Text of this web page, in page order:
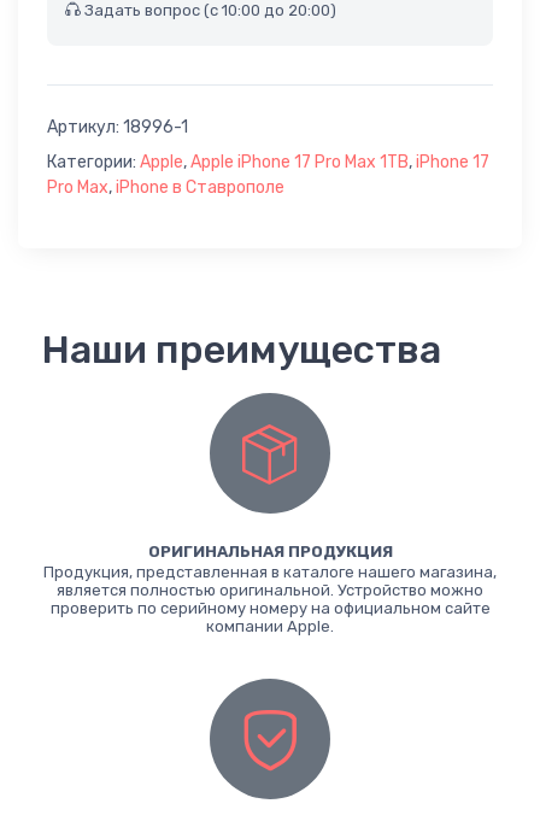
Задать вопрос (с 10:00 до 20:00)
Артикул: 18996-1
Категории: Apple,Apple iPhone 17 Pro Max 1TB,iPhone 17
Pro Max,iPhone в Ставрополе
Наши преимущества
ОРИГИНАЛЬНАЯ ПРОДУКЦИЯ
Продукция, представленная в каталоге нашего магазина,
является полностью оригинальной. Устройство можно
проверить по серийному номеру на официальном сайте
компании Apple.